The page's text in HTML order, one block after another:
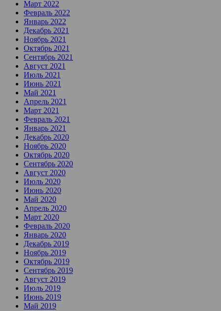
Март 2022
Февраль 2022
Январь 2022
Декабрь 2021
Ноябрь 2021
Октябрь 2021
Сентябрь 2021
Август 2021
Июль 2021
Июнь 2021
Май 2021
Апрель 2021
Март 2021
Февраль 2021
Январь 2021
Декабрь 2020
Ноябрь 2020
Октябрь 2020
Сентябрь 2020
Август 2020
Июль 2020
Июнь 2020
Май 2020
Апрель 2020
Март 2020
Февраль 2020
Январь 2020
Декабрь 2019
Ноябрь 2019
Октябрь 2019
Сентябрь 2019
Август 2019
Июль 2019
Июнь 2019
Май 2019